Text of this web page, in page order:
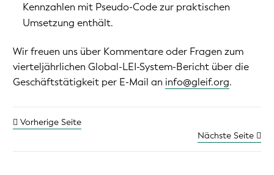
Kennzahlen mit Pseudo-Code zur praktischen
Umsetzung enthält.
Wir freuen uns über Kommentare oder Fragen zum
vierteljährlichen Global-LEI-System-Bericht über die
Geschäftstätigkeit per E-Mail an info@gleif.org.
Vorherige Seite
Nächste Seite